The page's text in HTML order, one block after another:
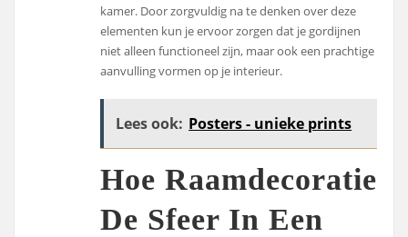
kamer. Door zorgvuldig na te denken over deze
elementen kun je ervoor zorgen dat je gordijnen
niet alleen functioneel zijn, maar ook een prachtige
aanvulling vormen op je interieur.
Lees ook: Posters - unieke prints
Hoe Raamdecoratie
De Sfeer In Een